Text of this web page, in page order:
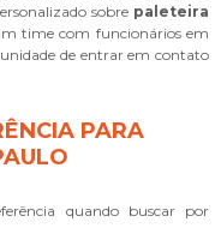
sobre paleteira
time com funcionários em
de entrar em contato
PARA
quando buscar por